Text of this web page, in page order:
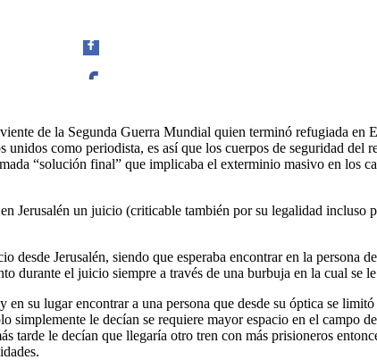
Twitter
Whatsapp
de la Segunda Guerra Mundial quien terminó refugiada en
como periodista, es así que los cuerpos de seguridad del
“solución final” que implicaba el exterminio masivo en los
Jerusalén un juicio (criticable también por su legalidad incluso
Jerusalén, siendo que esperaba encontrar en la persona
durante el juicio siempre a través de una burbuja en la cual se
su lugar encontrar a una persona que desde su óptica se
simplemente le decían se requiere mayor espacio en el campo
tarde le decían que llegaría otro tren con más prisioneros